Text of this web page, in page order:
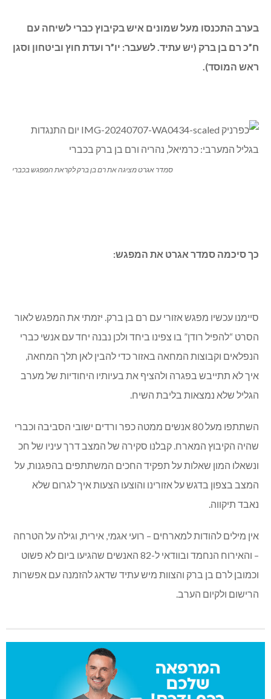
בערב התכנסו מעל שמונים איש בקיבוץ כברי לשיחה עם
ח”כ רם בן ברק (יש עתיד. לשעבר: יו”ר ועדת חוץ וביטחון וסגן
ראש המוסד).
סמדר אגרט מציגה את רם בן ברק לקראת המפגש בכברי
כך סיכמה סמדר אגרט את המפגש:
סיימנו עכשיו מפגש אזורי עם רם בן ברק. יזמתי את המפגש לאור
הסרט “להפיל רודן” בו צפינו ביחד ולכן נבנה יחד עם אנשי כברי
הנפלאים וקבוצות המחאה באזור כדי להבין לאן תלך המחאה,
איך לא תתייבש בפגרה ולהציף את בעיותיו היחודיות של מערב
הגליל שלא נמצאות בליבת השיח.
השתתפו מעל 80 אנשים ממטה כפר ורדים ישובי הסביבה וכברי
שהיה הקיבוץ המארח. קבלנו סקירה של המצב דרך עיניו של חכ
ונשאלו המון שאלות על תפקיד החכים המשתתפים בהפגנות, על
המצב בצפון בדגש על אזורינו והוצעו הצעות איך לגרום שלא
נאבד תיקווה.
אין מילים להודות למארחים – רועי אגמי, אירית, וגילה על הטרחה
– והאירוח הנחמד ובוודאי ל-82 האנשים שהגיעו ביום לא פשוט
וכמובן לרם בן ברק והצוות מיש עתיד שדאג להזמנה עם אפשרות
הרישום ולקיום הערב.